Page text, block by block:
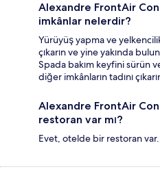
Alexandre FrontAir
imkânlar nelerdir?
Yürüyüş yapma ve
çıkarın ve yine yakında
Spada bakım keyfini sürün
diğer imkânların tadını
Alexandre FrontAir
restoran var mı?
Evet, otelde bir restoran var.